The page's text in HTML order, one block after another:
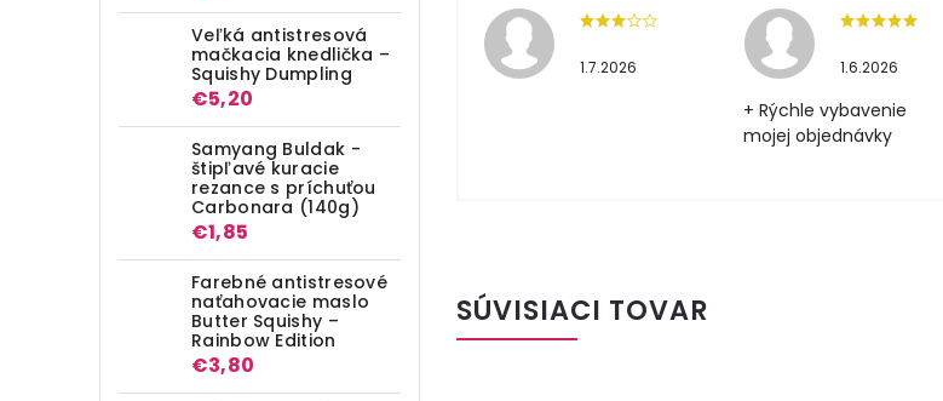
Veľká antistresová
mačkacia knedlička –
Squishy Dumpling
€5,20
Samyang Buldak -
štipľavé kuracie
rezance s príchuťou
Carbonara (140g)
€1,85
Farebné antistresové
naťahovacie maslo
Butter Squishy –
Rainbow Edition
€3,80
1.7.2026 1.6.2026
+ Rýchle vybavenie
mojej objednávky
SÚVISIACI TOVAR